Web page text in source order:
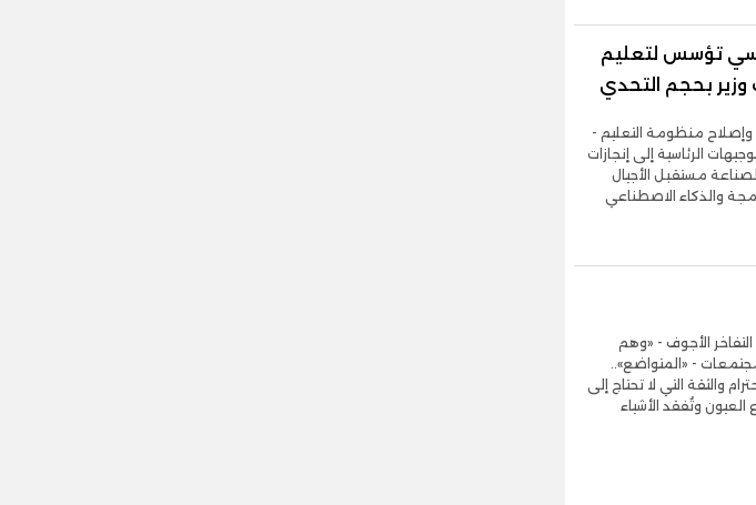
تؤسس لتعليم
بحجم التحدي
منظومة التعليم -
الرئاسية إلى إنجازات
مستقبل الأجيال
والذكاء الاصطناعي
الأجوف - «وهم
- «المتواضع»..
والثقة التي لا تحتاج إلى
وتُفقد الأشياء